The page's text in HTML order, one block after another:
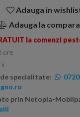
Adauga in
Adauga la
la comenzi
ore
specialitate:
prin Netopia-